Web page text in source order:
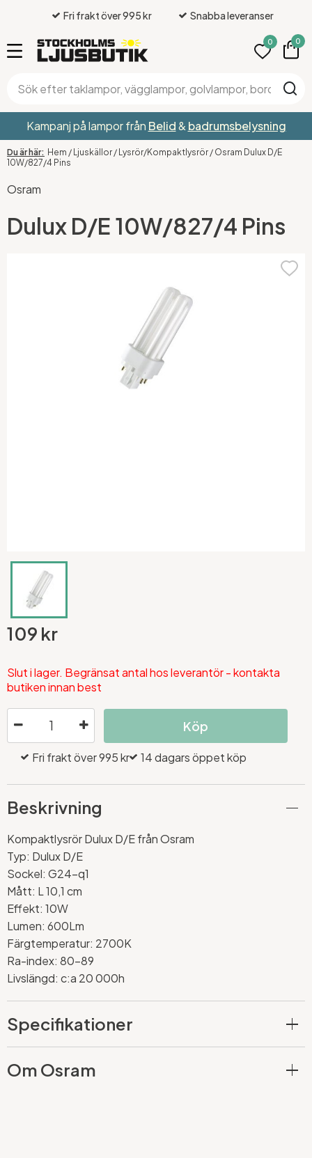
Fri frakt över 995 kr Snabba leveranser
0 0
Kampanj på lampor från Belid& badrumsbelysning
Hem / Ljuskällor / Lysrör/Kompaktlysrör / Osram Dulux D/E
10W/827/4 Pins
Osram
Dulux D/E 10W/827/4 Pins
109 kr
Slut i lager. Begränsat antal hos leverantör - kontakta
butiken innan best
Köp
Fri frakt över 995 kr 14 dagars öppet köp
Beskrivning
Kompaktlysrör Dulux D/E från Osram
Typ: Dulux D/E
Sockel: G24-q1
Mått: L 10,1 cm
Effekt: 10W
Lumen: 600Lm
Färgtemperatur: 2700K
Ra-index: 80-89
Livslängd: c:a 20 000h
Specifikationer
Om Osram